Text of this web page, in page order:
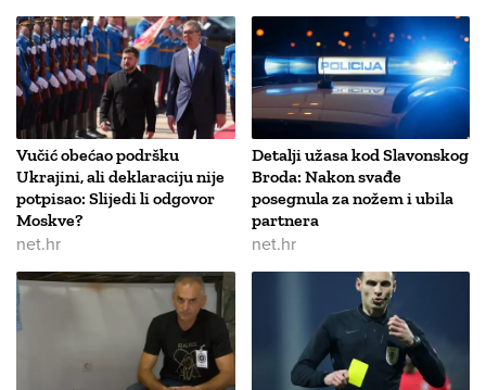
Vučić obećao podršku
Ukrajini, ali deklaraciju nije
potpisao: Slijedi li odgovor
Moskve?
net.hr
Detalji užasa kod Slavonskog
Broda: Nakon svađe
posegnula za nožem i ubila
partnera
net.hr